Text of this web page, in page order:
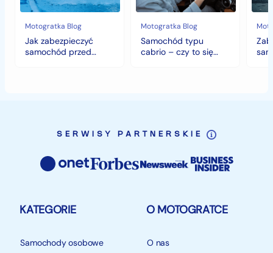
stanowi natomiast oferty handlowej w rozumieniu art.
66 § 1 KC.
identyfikator: AKL18H82D
i
deszczem?
Motogratka Blog
Jak zabezpieczyć
samochód przed
się
opłaca
w
polskim
klimacie?
Motogratka Blog
Samochód typu
cabrio – czy to się
SERWISY PARTNERSKIE
KATEGORIE
Samochody osobowe
O MOTOGRATCE
O nas